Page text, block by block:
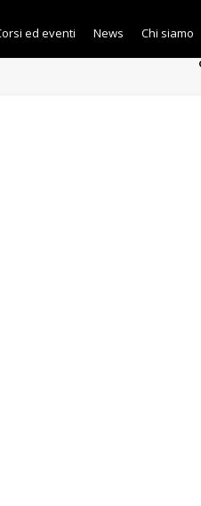
ed eventi News Chi siamo